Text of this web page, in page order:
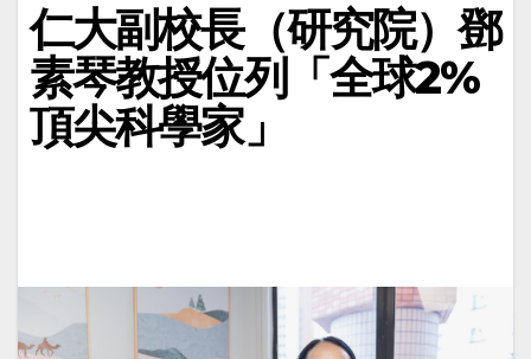
仁大副校長（研究院）鄧
素琴教授位列「全球2%
頂尖科學家」